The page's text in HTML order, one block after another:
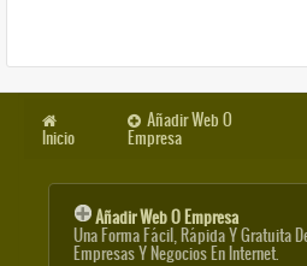
Inicio
Añadir Web O
Empresa
Añadir Web O Empresa
Una Forma Fácil, Rápida Y Gratuita
Empresas Y Negocios En Internet.